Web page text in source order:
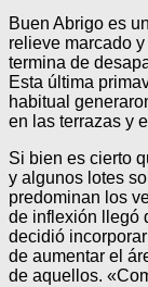
Buen Abrigo es
relieve marcado
termina de
Esta última
habitual
en las terrazas y
Si bien es cierto
y algunos lotes
predominan los
de inflexión llegó
decidió
de aumentar el
de aquellos.